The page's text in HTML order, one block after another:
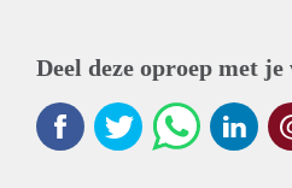
Deel deze oproep met